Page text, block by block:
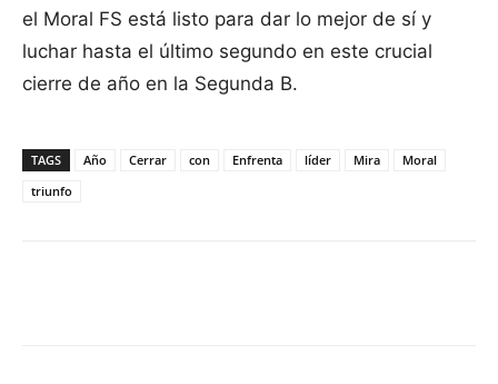
el Moral FS está listo para dar lo mejor de sí y
luchar hasta el último segundo en este crucial
cierre de año en la Segunda B.
TAGS Año Cerrar con Enfrenta líder Mira
Moral
triunfo